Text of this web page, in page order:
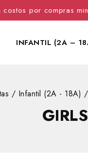
costos por compras
INFANTIL (2A –
/ Infantil (2A - 18A) /
GIRLS